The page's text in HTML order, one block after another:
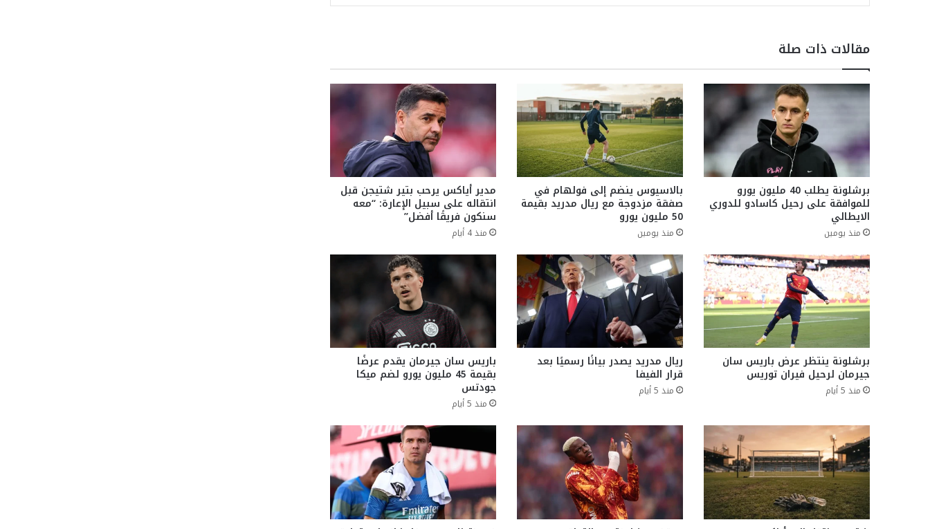
مقالات ذات صلة
برشلونة يطلب 40 مليون يورو
للموافقة على رحيل كاسادو للدوري
الايطالي
منذ يومين
بالاسيوس ينضم إلى فولهام في
صفقة مزدوجة مع ريال مدريد بقيمة
50 مليون يورو
منذ يومين
مدير أياكس يرحب بتير شتيجن قبل
انتقاله على سبيل الإعارة: “معه
سنكون فريقًا أفضل”
منذ 4 أيام
برشلونة ينتظر عرض باريس سان
جيرمان لرحيل فيران توريس
منذ 5 أيام
ريال مدريد يصدر بيانًا رسميًا بعد
قرار الفيفا
منذ 5 أيام
باريس سان جيرمان يقدم عرضًا
بقيمة 45 مليون يورو لضم ميكا
جودتس
منذ 5 أيام